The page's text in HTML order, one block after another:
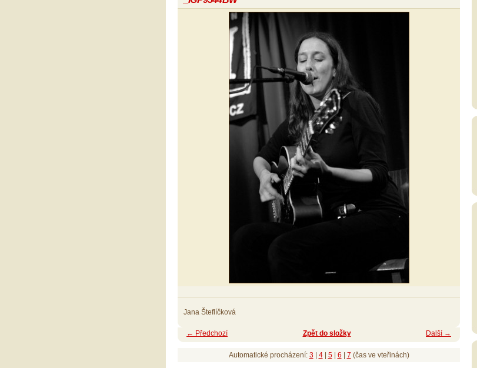
Jana Šteflíčková
← Předchozí Další →
Zpět do složky
Automatické procházení: 3| 4| 5| 6 7 (čas ve vteřinách)